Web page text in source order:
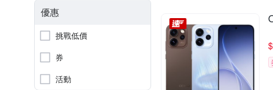
優惠
挑戰低價
券
活動
$